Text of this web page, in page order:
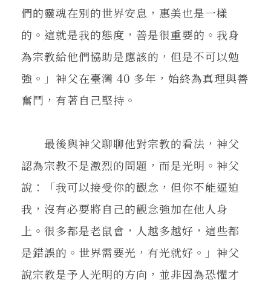
們的靈魂在別的世界安息，惠美也是一樣
的。這就是我的態度，善是很重要的。我身
為宗教給他們協助是應該的，但是不可以勉
強。」神父在臺灣 40 多年，始終為真理與善
奮鬥，有著自己堅持。
最後與神父聊聊他對宗教的看法，神父
認為宗教不是激烈的問題，而是光明。神父
說：「我可以接受你的觀念，但你不能逼迫
我，沒有必要將自己的觀念強加在他人身
上。很多都是老鼠會，人越多越好，這些都
是錯誤的。世界需要光，有光就好。」神父
說宗教是予人光明的方向，並非因為恐懼才